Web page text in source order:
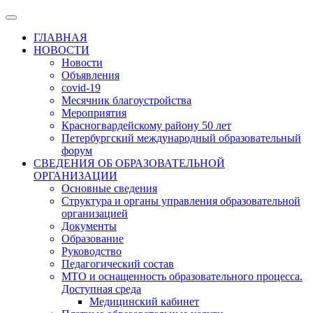
ГЛАВНАЯ
НОВОСТИ
Новости
Объявления
covid-19
Месячник благоустройства
Мероприятия
Красногвардейскому району 50 лет
Петербургский международный образовательный
форум
СВЕДЕНИЯ ОБ ОБРАЗОВАТЕЛЬНОЙ
ОРГАНИЗАЦИИ
Основные сведения
Структура и органы управления образовательной
организацией
Документы
Образование
Руководство
Педагогический состав
МТО и оснащенность образовательного процесса.
Доступная среда
Медицинский кабинет